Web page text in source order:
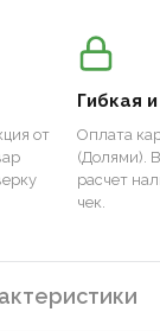
от
Гибкая
Оплата
(Долями).
расчет
чек.